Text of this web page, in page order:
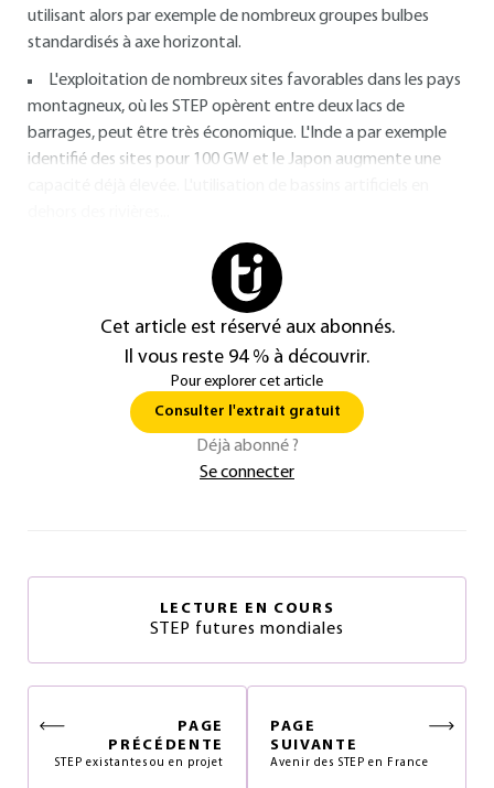
utilisant alors par exemple de nombreux groupes bulbes
standardisés à axe horizontal.
L'exploitation de nombreux sites favorables dans les pays
montagneux, où les STEP opèrent entre deux lacs de
barrages, peut être très économique. L'Inde a par exemple
identifié des sites pour 100 GW et le Japon augmente une
Cet article est réservé aux abonnés.
Il vous reste 94 % à découvrir.
Pour explorer cet article
Consulter l'extrait gratuit
Déjà abonné ?
Se connecter
LECTURE EN COURS
STEP futures mondiales
PAGE
PRÉCÉDENTE
STEP existantes ou en projet
PAGE
SUIVANTE
Avenir des STEP en France